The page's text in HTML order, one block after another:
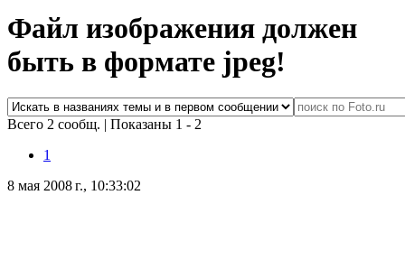
Файл изображения должен
быть в формате jpeg!
Всего 2 сообщ. | Показаны 1 - 2
1
8 мая 2008 г., 10:33:02